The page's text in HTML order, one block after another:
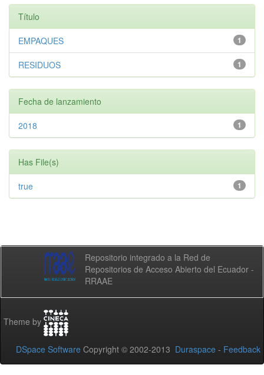
Título
1
EMPAQUES
1
RESIDUOS
Fecha de lanzamiento
1
2018
Has File(s)
1
true
Repositorio integrado a la Red de
Repositorios de Acceso Abierto del Ecuador -
RRAAE
Theme by
DSpace Software Copyright © 2002-2013 Duraspace - Feedback